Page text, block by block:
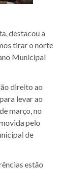
destacou a
tirar o norte
Municipal
direito ao
levar ao
março, no
pelo
de
estão